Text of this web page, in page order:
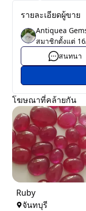
รายละเอียดผู้ขาย
Antiquea
สมาชิกตั้งแต่
สนทนา
โฆษณาที่คล้ายกัน
Ruby
จันทบุรี